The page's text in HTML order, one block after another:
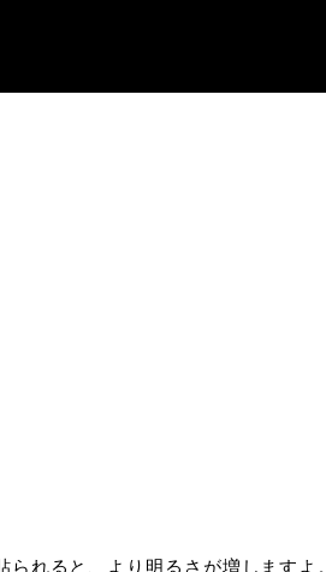
れると、より明るさが増しますよ。